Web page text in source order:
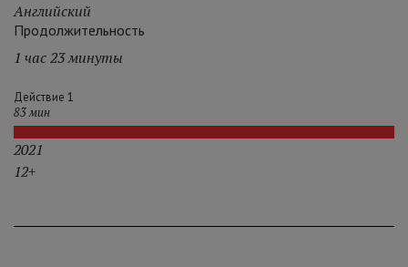
Английский
Продолжительность
1 час 23 минуты
Действие 1
83 мин
2021
12+